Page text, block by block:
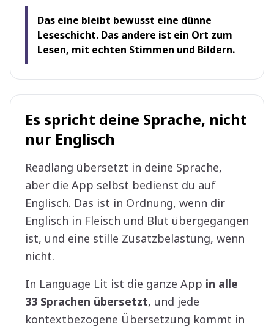
Das eine bleibt bewusst eine dünne
Leseschicht. Das andere ist ein Ort zum
Lesen, mit echten Stimmen und Bildern.
Es spricht deine Sprache, nicht
nur Englisch
Readlang übersetzt in deine Sprache,
aber die App selbst bedienst du auf
Englisch. Das ist in Ordnung, wenn dir
Englisch in Fleisch und Blut übergegangen
ist, und eine stille Zusatzbelastung, wenn
nicht.
In Language Lit ist die ganze App in alle
33 Sprachen übersetzt, und jede
kontextbezogene Übersetzung kommt in